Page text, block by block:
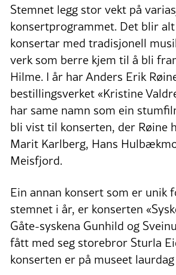
Stemnet legg stor vekt på
konsertprogrammet. Det blir
konsertar med tradisjonell
verk som berre kjem til å bli
Hilme. I år har Anders Erik
bestillingsverket «Kristine
har same namn som ein
bli vist til konserten, der Røine
Marit Karlberg, Hans
Meisfjord.
Ein annan konsert som er unik
stemnet i år, er konserten
Gåte-syskena Gunhild og
fått med seg storebror Sturla
konserten er på museet